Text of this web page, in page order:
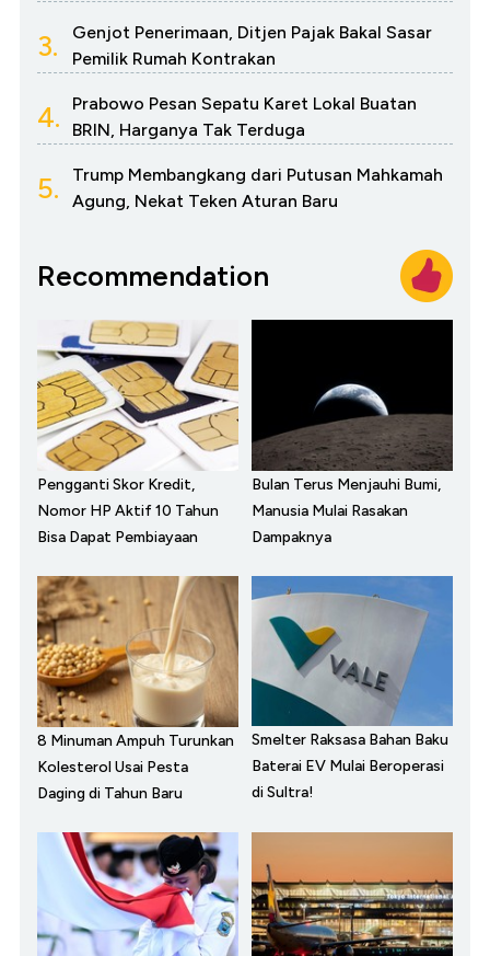
3.
Genjot Penerimaan, Ditjen Pajak Bakal Sasar
Pemilik Rumah Kontrakan
4.
Prabowo Pesan Sepatu Karet Lokal Buatan
BRIN, Harganya Tak Terduga
5.
Trump Membangkang dari Putusan Mahkamah
Agung, Nekat Teken Aturan Baru
Recommendation
Pengganti Skor Kredit,
Nomor HP Aktif 10 Tahun
Bisa Dapat Pembiayaan
Bulan Terus Menjauhi Bumi,
Manusia Mulai Rasakan
Dampaknya
8 Minuman Ampuh Turunkan
Kolesterol Usai Pesta
Daging di Tahun Baru
Smelter Raksasa Bahan Baku
Baterai EV Mulai Beroperasi
di Sultra!